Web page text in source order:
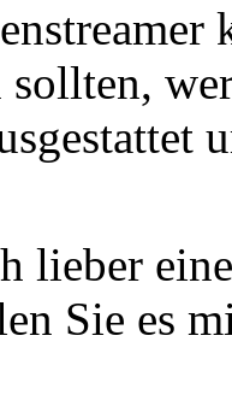
lieber
Sie es